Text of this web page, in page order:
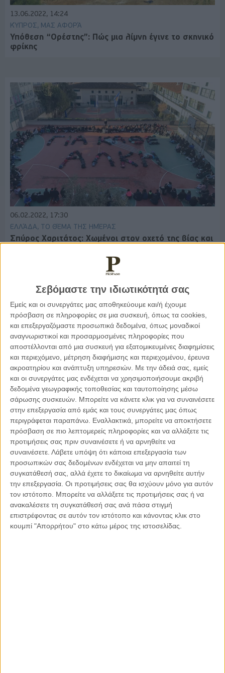
Σεβόμαστε την ιδιωτικότητά σας
Εμείς και οι συνεργάτες μας αποθηκεύουμε και/ή έχουμε
πρόσβαση σε πληροφορίες σε μια συσκευή, όπως τα cookies,
και επεξεργαζόμαστε προσωπικά δεδομένα, όπως μοναδικοί
αναγνωριστικοί και προσαρμοσμένες πληροφορίες που
αποστέλλονται από μια συσκευή για εξατομικευμένες διαφημίσεις
και περιεχόμενο, μέτρηση διαφήμισης και περιεχομένου, έρευνα
ακροατηρίου και ανάπτυξη υπηρεσιών. Με την άδειά σας, εμείς
και οι συνεργάτες μας ενδέχεται να χρησιμοποιήσουμε ακριβή
δεδομένα γεωγραφικής τοποθεσίας και ταυτοποίησης μέσω
σάρωσης συσκευών. Μπορείτε να κάνετε κλικ για να συναινέσετε
στην επεξεργασία από εμάς και τους συνεργάτες μας όπως
περιγράφεται παραπάνω. Εναλλακτικά, μπορείτε να αποκτήσετε
πρόσβαση σε πιο λεπτομερείς πληροφορίες και να αλλάξετε τις
προτιμήσεις σας πριν συναινέσετε ή να αρνηθείτε να
συναινέσετε. Λάβετε υπόψη ότι κάποια επεξεργασία των
προσωπικών σας δεδομένων ενδέχεται να μην απαιτεί τη
συγκατάθεσή σας, αλλά έχετε το δικαίωμα να αρνηθείτε αυτήν
την επεξεργασία. Οι προτιμήσεις σας θα ισχύουν μόνο για αυτόν
τον ιστότοπο. Μπορείτε να αλλάξετε τις προτιμήσεις σας ή να
ανακαλέσετε τη συγκατάθεσή σας ανά πάσα στιγμή
επιστρέφοντας σε αυτόν τον ιστότοπο και κάνοντας κλικ στο
κουμπί "Απορρήτου" στο κάτω μέρος της ιστοσελίδας.
13.06.2022, 14:24
ΚΎΠΡΟΣ, ΜΑΣ ΑΦΟΡΆ
Υπόθεση “Ορέστης”: Πώς μια λίμνη έγινε το σκηνικό
φρίκης
06.02.2022, 17:30
ΕΛΛΆΔΑ, ΤΟ ΘΈΜΑ ΤΗΣ ΗΜΈΡΑΣ
Σπύρος Χαριτάτος: Χωμένοι στον οχετό της βίας και
19.07.2021, 9:25
ΕΛΛΆΔΑ, ΠΑΡΕΜΒΆΣΕΙΣ, ΤΟ ΘΈΜΑ ΤΗΣ ΗΜΈΡΑΣ
Αν σε κακοποιεί δεν είναι αγάπη – Είναι μόνο βία